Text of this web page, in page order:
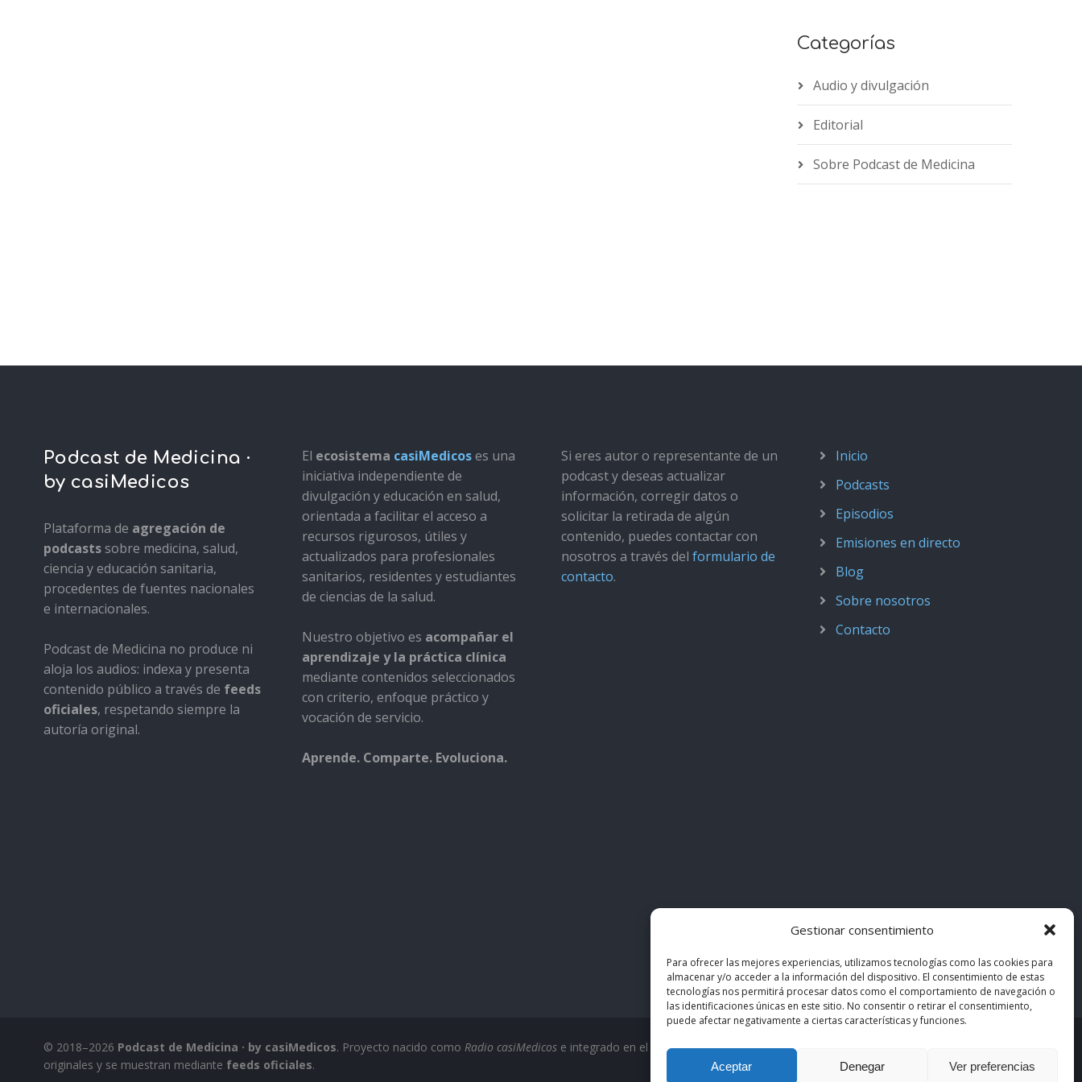
Gestionar consentimiento
Para ofrecer las mejores experiencias, utilizamos tecnologías como las cookies para
almacenar y/o acceder a la información del dispositivo. El consentimiento de estas
tecnologías nos permitirá procesar datos como el comportamiento de navegación o
las identificaciones únicas en este sitio. No consentir o retirar el consentimiento,
puede afectar negativamente a ciertas características y funciones.
Aceptar Denegar Ver preferencias
Categorías
Audio y divulgación
Editorial
Sobre Podcast de Medicina
Podcast de Medicina ·
by casiMedicos
Plataforma de agregación de
podcastssobre medicina, salud,
ciencia y educación sanitaria,
procedentes de fuentes nacionales
e internacionales.
Podcast de Medicina no produce ni
aloja los audios: indexa y presenta
contenido público a través de feeds
oficiales, respetando siempre la
autoría original.
El ecosistema casiMedicoses una
iniciativa independiente de
divulgación y educación en salud,
orientada a facilitar el acceso a
recursos rigurosos, útiles y
actualizados para profesionales
sanitarios, residentes y estudiantes
de ciencias de la salud.
Nuestro objetivo es acompañar el
aprendizaje y la práctica clínica
mediante contenidos seleccionados
con criterio, enfoque práctico y
vocación de servicio.
Aprende. Comparte. Evoluciona.
Si eres autor o representante de un
podcast y deseas actualizar
información, corregir datos o
solicitar la retirada de algún
contenido, puedes contactar con
nosotros a través del formulario de
contacto.
Inicio
Podcasts
Episodios
Emisiones en directo
Blog
Sobre nosotros
Contacto
© 2018–2026 Podcast de Medicina · by casiMedicos. Proyecto nacido como Radio casiMedicose integrado en el ecosistemacasiMedicos. Los contenidos pertenecen a sus autores
originales y se muestran mediante feeds oficiales.